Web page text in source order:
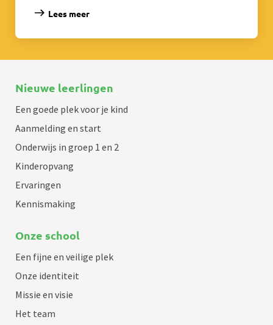
Lees meer
Nieuwe leerlingen
Een goede plek voor je kind
Aanmelding en start
Onderwijs in groep 1 en 2
Kinderopvang
Ervaringen
Kennismaking
Onze school
Een fijne en veilige plek
Onze identiteit
Missie en visie
Het team